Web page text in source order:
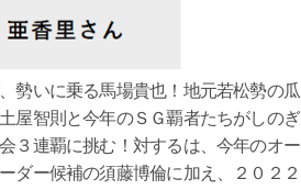
勢いに乗る馬場貴也！地元若松勢の瓜
屋智則と今年のＳＧ覇者たちがしのぎ
３連覇に挑む！対するは、今年のオー
ダー候補の須藤博倫に加え、２０２２